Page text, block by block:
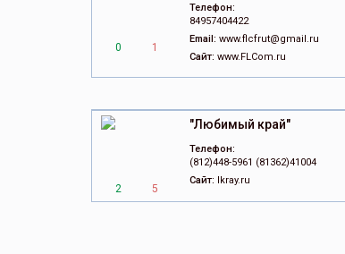
0 1
Телефон:
84957404422
Email: www.flcfrut@gmail.ru
Сайт: www.FLCom.ru
2 5
"Любимый край"
Телефон:
(812)448-5961 (81362)41004
Сайт: lkray.ru